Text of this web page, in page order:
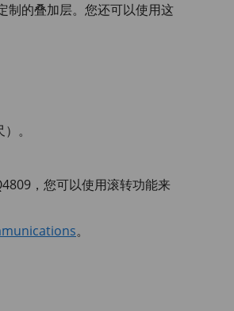
制的叠加层。您还可以使用这
。
，您可以使用滚转功能来
。